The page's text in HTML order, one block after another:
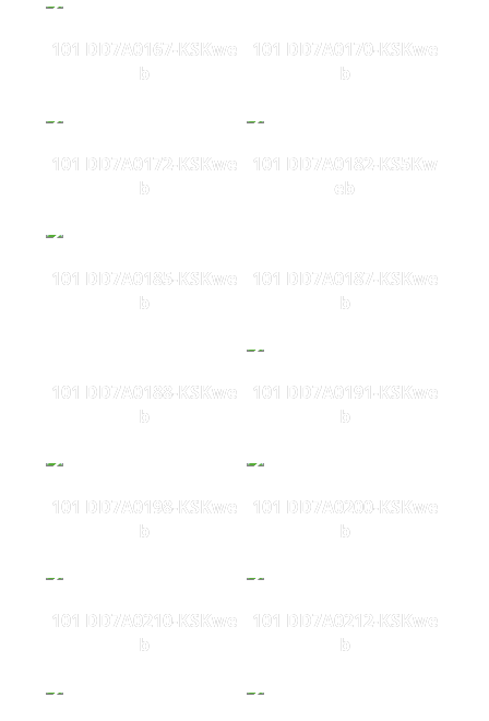
101 DD7A0167-KSKwe
b
101 DD7A0170-KSKwe
b
101 DD7A0172-KSKwe
b
101 DD7A0182-KS5Kw
eb
101 DD7A0185-KSKwe
b
101 DD7A0187-KSKwe
b
101 DD7A0188-KSKwe
b
101 DD7A0191-KSKwe
b
101 DD7A0198-KSKwe
b
101 DD7A0200-KSKwe
b
101 DD7A0210-KSKwe
b
101 DD7A0212-KSKwe
b